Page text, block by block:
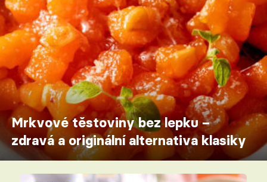
Mrkvové těstoviny bez lepku –
zdravá a originální alternativa klasiky